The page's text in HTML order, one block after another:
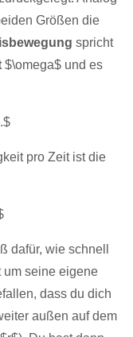
Größen die
spricht
$\omega$ und es
pro Zeit ist die
dafür, wie schnell
um seine eigene
dass du dich
außen auf dem